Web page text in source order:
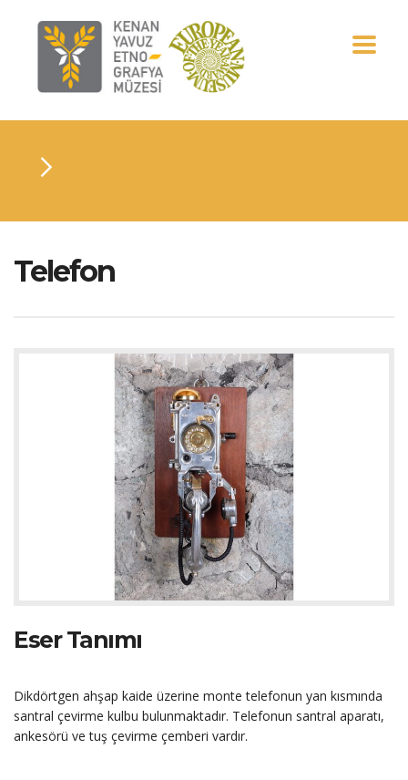
Telefon
Eser Tanımı
Dikdörtgen ahşap kaide üzerine monte telefonun yan kısmında
santral çevirme kulbu bulunmaktadır. Telefonun santral aparatı,
ankesörü ve tuş çevirme çemberi vardır.